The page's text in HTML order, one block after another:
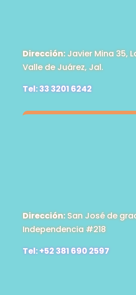
Dirección:Javier Mina 35,
Valle de Juárez, Jal.
Tel: 33 3201 6242
Dirección:San José de
Independencia #218
Tel: +52 381 690 2597